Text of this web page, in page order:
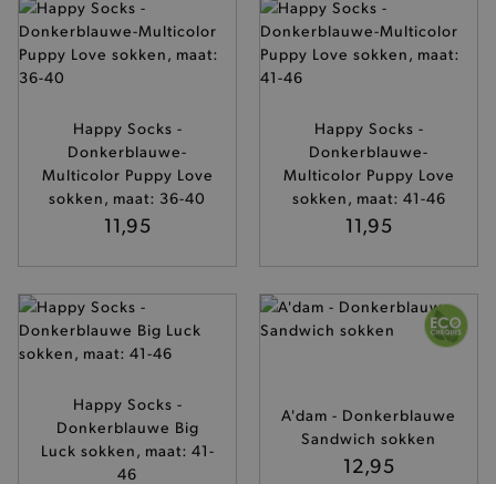
Happy Socks -
Donkerblauwe-
Multicolor Puppy Love
sokken, maat: 36-40
11,95
Happy Socks -
Donkerblauwe-
Multicolor Puppy Love
sokken, maat: 41-46
11,95
Happy Socks -
Donkerblauwe Big
Luck sokken, maat: 41-
46
A'dam - Donkerblauwe
Sandwich sokken
12,95